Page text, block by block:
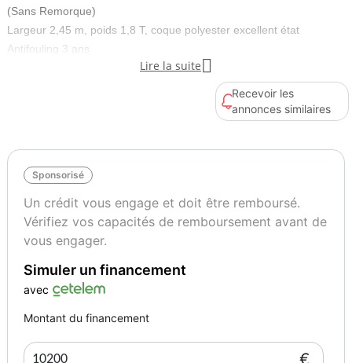
(Sans Remorque)
Largeur 2,45 m, poids 1,8 T, coque polyester excellent état
Antifouling 3 ans
2 batteries avec panneau solaire - bimini neuf
Equipements cabine avant :TV - frigo - wc électrique - rangements -
placards
Cabine arrière : 2 couchettes avec rangement
Si vous êtes intéressés nous vous attendons pour une future visite.
Pêche-promenade
Nombre de moteurs
Lire la suite 
Recevoir les
annonces similaires
Sponsorisé
Un crédit vous engage et doit être remboursé.
Vérifiez vos capacités de remboursement avant de
vous engager.
Simuler un financement
avec
Montant du financement